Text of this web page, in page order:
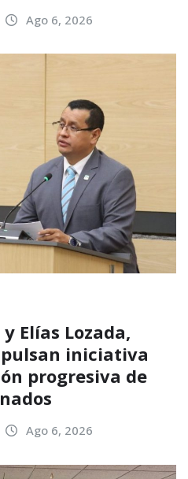
Ago 6, 2026
Elías Lozada,
iniciativa
progresiva de
Ago 6, 2026